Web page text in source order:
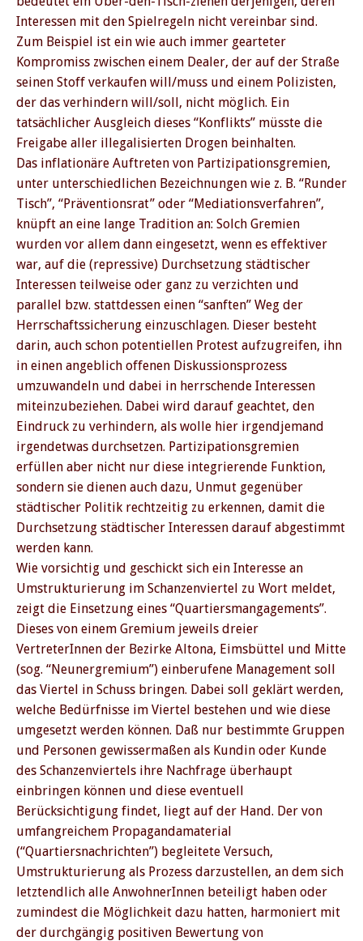
Interessen mit den Spielregeln nicht vereinbar sind.
Zum Beispiel ist ein wie auch immer gearteter
Kompromiss zwischen einem Dealer, der auf der Straße
seinen Stoff verkaufen will/muss und einem Polizisten,
der das verhindern will/soll, nicht möglich. Ein
tatsächlicher Ausgleich dieses “Konflikts” müsste die
Freigabe aller illegalisierten Drogen beinhalten.
Das inflationäre Auftreten von Partizipationsgremien,
unter unterschiedlichen Bezeichnungen wie z. B. “Runder
Tisch”, “Präventionsrat” oder “Mediationsverfahren”,
knüpft an eine lange Tradition an: Solch Gremien
wurden vor allem dann eingesetzt, wenn es effektiver
war, auf die (repressive) Durchsetzung städtischer
Interessen teilweise oder ganz zu verzichten und
parallel bzw. stattdessen einen “sanften” Weg der
Herrschaftssicherung einzuschlagen. Dieser besteht
darin, auch schon potentiellen Protest aufzugreifen, ihn
in einen angeblich offenen Diskussionsprozess
umzuwandeln und dabei in herrschende Interessen
miteinzubeziehen. Dabei wird darauf geachtet, den
Eindruck zu verhindern, als wolle hier irgendjemand
irgendetwas durchsetzen. Partizipationsgremien
erfüllen aber nicht nur diese integrierende Funktion,
sondern sie dienen auch dazu, Unmut gegenüber
städtischer Politik rechtzeitig zu erkennen, damit die
Durchsetzung städtischer Interessen darauf abgestimmt
werden kann.
Wie vorsichtig und geschickt sich ein Interesse an
Umstrukturierung im Schanzenviertel zu Wort meldet,
zeigt die Einsetzung eines “Quartiersmangagements”.
Dieses von einem Gremium jeweils dreier
VertreterInnen der Bezirke Altona, Eimsbüttel und Mitte
(sog. “Neunergremium”) einberufene Management soll
das Viertel in Schuss bringen. Dabei soll geklärt werden,
welche Bedürfnisse im Viertel bestehen und wie diese
umgesetzt werden können. Daß nur bestimmte Gruppen
und Personen gewissermaßen als Kundin oder Kunde
des Schanzenviertels ihre Nachfrage überhaupt
einbringen können und diese eventuell
Berücksichtigung findet, liegt auf der Hand. Der von
umfangreichem Propagandamaterial
(“Quartiersnachrichten”) begleitete Versuch,
Umstrukturierung als Prozess darzustellen, an dem sich
letztendlich alle AnwohnerInnen beteiligt haben oder
zumindest die Möglichkeit dazu hatten, harmoniert mit
der durchgängig positiven Bewertung von